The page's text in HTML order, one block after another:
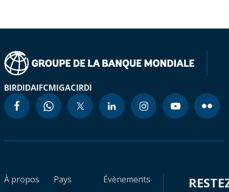
BIRDIDAIFCMIGACIRDI
À propos
Pays
Évènements